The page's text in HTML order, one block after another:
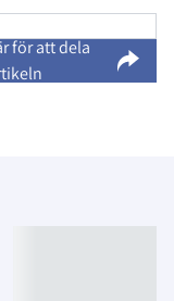
för att dela